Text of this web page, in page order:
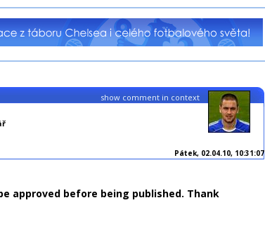
show comment in context
Pátek, 02.04.10, 10:31:07
approved before being published. Thank